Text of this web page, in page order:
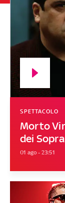
Morto
dei
SPETTACOLO
01 ago - 23:51